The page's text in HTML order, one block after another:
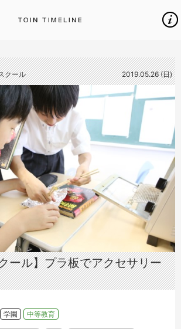
クール 2019.05.26 (日)
ール】プラ板でアクセサリー
学園 中等教育